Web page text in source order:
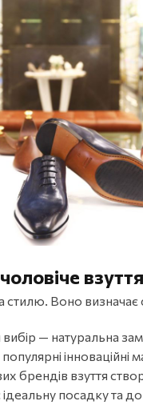
взуття
Воно визначає
— натуральна
інноваційні
брендів взуття
посадку та